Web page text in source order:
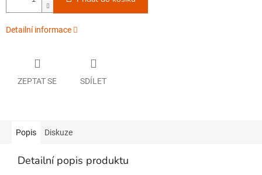
Detailní informace
ZEPTAT SE SDÍLET
Popis Diskuze
Detailní popis produktu